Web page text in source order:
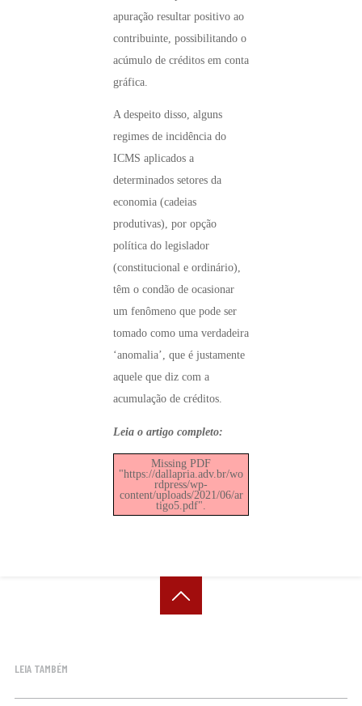
apuração resultar positivo ao
contribuinte, possibilitando o
acúmulo de créditos em conta
gráfica.
A despeito disso, alguns
regimes de incidência do
ICMS aplicados a
determinados setores da
economia (cadeias
produtivas), por opção
política do legislador
(constitucional e ordinário),
têm o condão de ocasionar
um fenômeno que pode ser
tomado como uma verdadeira
‘anomalia’, que é justamente
aquele que diz com a
acumulação de créditos.
Leia o artigo completo:
Missing PDF
"https://dallapria.adv.br/wo
rdpress/wp-
content/uploads/2021/06/ar
tigo5.pdf".
LEIA TAMBÉM